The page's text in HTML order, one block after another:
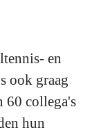
en
ook graag
60 collega's
hun